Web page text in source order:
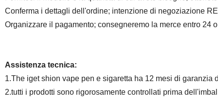
Conferma i dettagli dell'ordine; intenzione di negoziazione
Organizzare il pagamento; consegneremo la merce entro 24
Assistenza tecnica:
1.The iget shion vape pen e sigaretta ha 12 mesi di garanzia
2.tutti i prodotti sono rigorosamente controllati prima